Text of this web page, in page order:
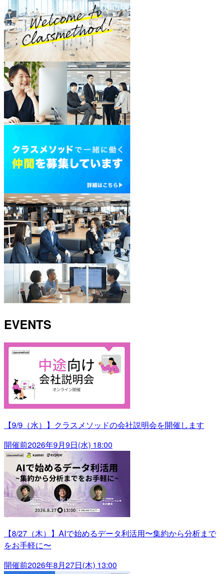
EVENTS
【9/9（水）】クラスメソッドの会社説明会を開催します
開催前2026年9月9日(水) 18:00
【8/27（木）】AIで始めるデータ利活用〜集約から分析まで
をお手軽に〜
開催前2026年8月27日(木) 13:00